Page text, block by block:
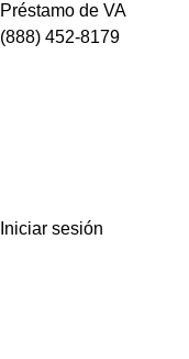
Préstamo de VA
(888) 452-8179
Iniciar sesión